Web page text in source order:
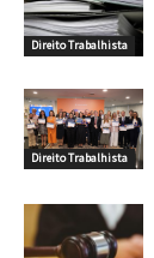
Direito Trabalhista
Direito Trabalhista